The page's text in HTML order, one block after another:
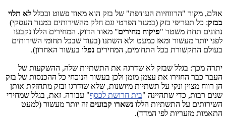
אולם, מקור "הרווחיות העודפת" של בזק הוא מאוד פשוט ובכלל לא תלוי
בבזק: כל תעריפי בזק (במגזר הפרטי וגם חלק מהשירותים במגזר העסקי)
נתונים תחת משטר "פיקוח מחירים" מאוד הדוק. המחירים הללו נקבעו
לפני יותר מעשור ומאז כמעט ולא השתנו (בעוד שבכל תחומי השירותים
בעולם התקשורת בכל התחומים, המחירים נפלו בעשור האחרון).
יתרה מכך: בגלל שבזק לא שדרגה את התשתיות שלה, ההשקעות של
העבר כבר החזירו את עצמן מזמן ולכן בעשור הנוכחי כל ההכנסות של בזק
הן רווח מצוין ונקי על תשתיות מיושנות, שלא שודרגו ובזק מתחזקת אותן
שנים רבות, כדי שתהיינה "בית חרושת לכסף" עבורה. זאת, בגלל שמחירי
השירותים על התשתיות הללו נשארו קבועים זה יותר מעשור (למעט
התאמות מזעריות לפי המדד).